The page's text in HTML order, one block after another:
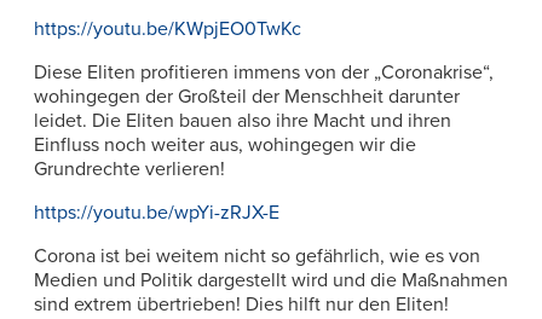
https://youtu.be/KWpjEO0TwKc
Diese Eliten profitieren immens von der „Coronakrise“,
wohingegen der Großteil der Menschheit darunter
leidet. Die Eliten bauen also ihre Macht und ihren
Einfluss noch weiter aus, wohingegen wir die
Grundrechte verlieren!
https://youtu.be/wpYi-zRJX-E
Corona ist bei weitem nicht so gefährlich, wie es von
Medien und Politik dargestellt wird und die Maßnahmen
sind extrem übertrieben! Dies hilft nur den Eliten!